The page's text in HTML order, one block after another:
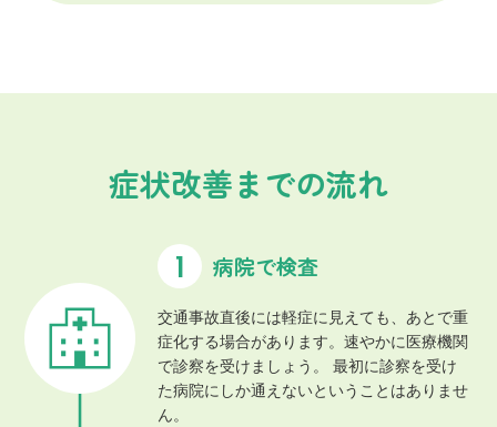
症状改善までの流れ
病院で検査
交通事故直後には軽症に見えても、あとで重
症化する場合があります。速やかに医療機関
で診察を受けましょう。 最初に診察を受け
た病院にしか通えないということはありませ
ん。